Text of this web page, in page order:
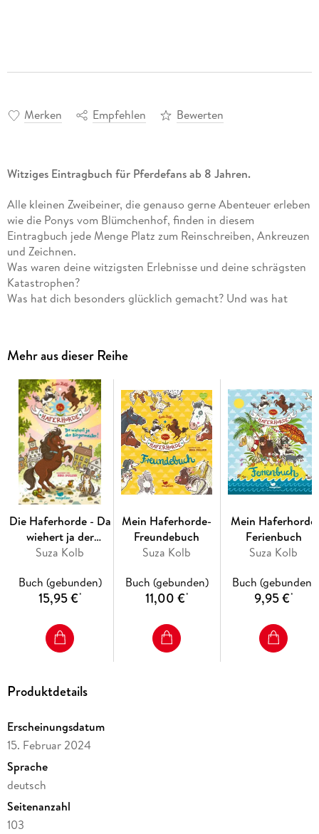
Merken Empfehlen Bewerten
Witziges Eintragbuch für Pferdefans ab 8 Jahren.
Alle kleinen Zweibeiner, die genauso gerne Abenteuer erleben
wie die Ponys vom Blümchenhof, finden in diesem
Eintragbuch jede Menge Platz zum Reinschreiben, Ankreuzen
und Zeichnen.
Was waren deine witzigsten Erlebnisse und deine schrägsten
Katastrophen?
Was hat dich besonders glücklich gemacht? Und was hat
Hier können Haferhorde-Fans alles festhalten, was ihnen
wichtig ist, und außerdem spannende Zusatzinfos über
Schoko, Keks und ihre Freunde erfahren.
Mehr aus dieser Reihe
Die Haferhorde - Da
wiehert ja der
Bürgermeister! Band
Suza Kolb
Buch (gebunden)
15,95 €*
Mein Haferhorde-
Freundebuch
Suza Kolb
Buch (gebunden)
11,00 €*
Mein Haferhorde
Ferienbuch
Suza Kolb
Buch (gebunden)
9,95 €*
Produktdetails
Erscheinungsdatum
15. Februar 2024
Sprache
deutsch
Seitenanzahl
103